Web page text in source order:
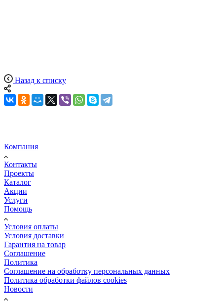
Назад к списку
Компания
Контакты
Проекты
Каталог
Акции
Услуги
Помощь
Условия оплаты
Условия доставки
Гарантия на товар
Соглашение
Политика
Соглашение на обработку персональных данных
Политика обработки файлов cookies
Новости